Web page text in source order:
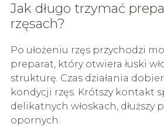
Jak długo trzymać
rzęsach?
Po ułożeniu rzęs przychodzi
preparat, który otwiera łuski
strukturę. Czas działania
kondycji rzęs. Krótszy kontakt
delikatnych włoskach, dłuższy
opornych.